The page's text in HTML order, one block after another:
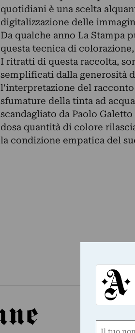
quotidiani è una scelta
digitalizzazione delle
Da qualche anno La Stampa
questa tecnica di
I ritratti di questa raccolta,
semplificati dalla generosità
l'interpretazione del
sfumature della tinta ad
scandagliato da Paolo
dosa quantità di colore
la condizione empatica del
Nome